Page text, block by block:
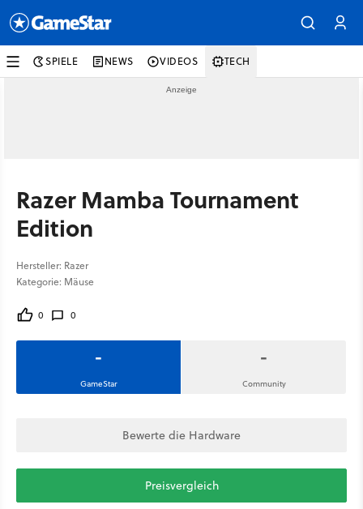
SPIELE NEWS VIDEOS TECH
Razer Mamba Tournament
Edition
Hersteller: Razer
Kategorie: Mäuse
0 0
-
GameStar
-
Community
Bewerte die Hardware
Preisvergleich